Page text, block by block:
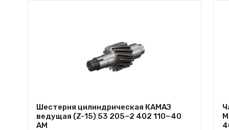
Шестерня цилиндрическая КАМАЗ
ведущая (Z-15) 53 205−2 402 110−40
АМ